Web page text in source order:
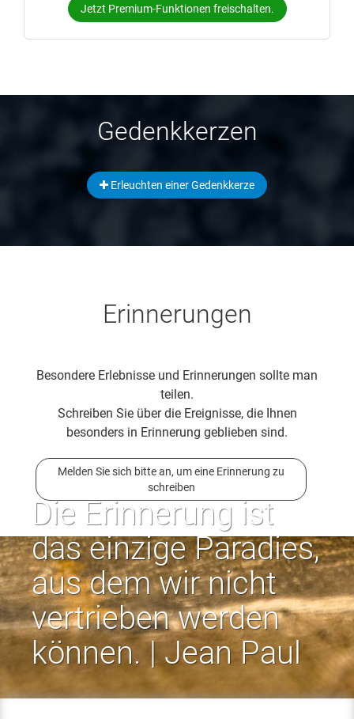
Jetzt Premium-Funktionen freischalten.
Gedenkkerzen
Erleuchten einer Gedenkkerze
Erinnerungen
Besondere Erlebnisse und Erinnerungen sollte man
teilen.
Schreiben Sie über die Ereignisse, die Ihnen
besonders in Erinnerung geblieben sind.
Melden Sie sich bitte an, um eine Erinnerung zu
schreiben
Die Erinnerung ist
das einzige Paradies,
aus dem wir nicht
vertrieben werden
können. | Jean Paul